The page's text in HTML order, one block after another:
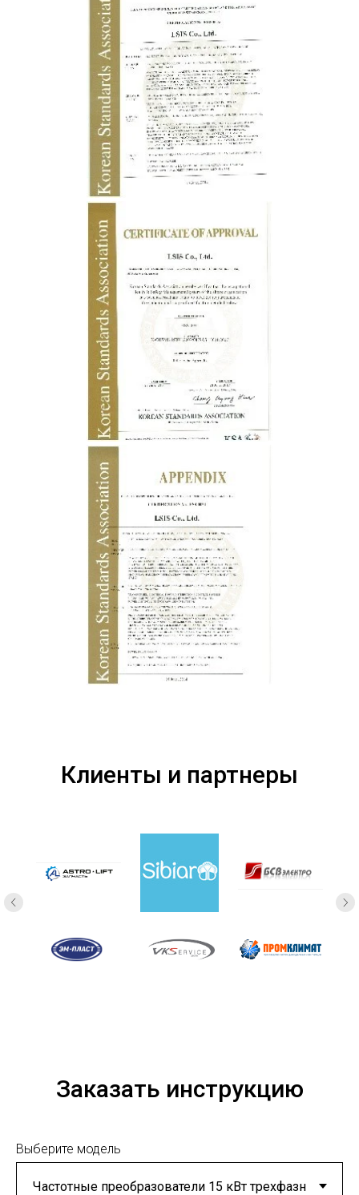
Клиенты и партнеры
Заказать инструкцию
Выберите модель